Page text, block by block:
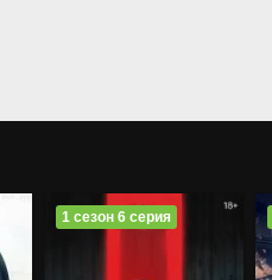
1 сезон 6 серия